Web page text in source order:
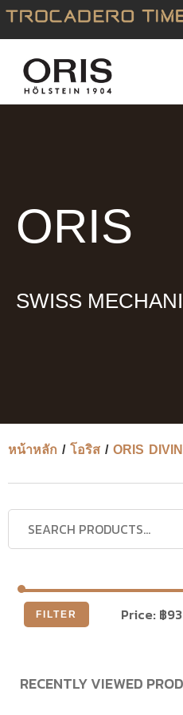
Skip
content
ORIS
SWISS
หน้าหลัก / โอริส / ORIS
FILTER Price: ฿
RECENTLY VIEWED